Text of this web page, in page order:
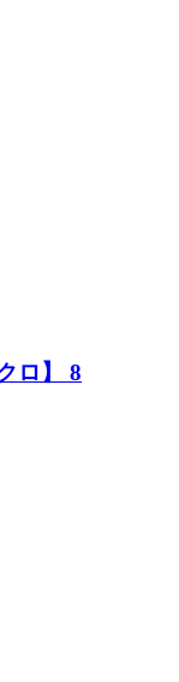
ロ】 8